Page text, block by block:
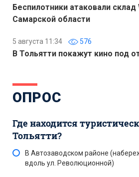
Беспилотники атаковали
Самарской области
5 августа 11:34 576
В Тольятти покажут кино под
ОПРОС
Где находится
Тольятти?
В Автозаводском районе
вдоль ул. Революционной)